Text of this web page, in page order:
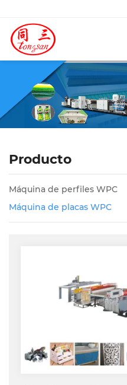
Producto
Máquina de perfiles WPC
Máquina de placas WPC